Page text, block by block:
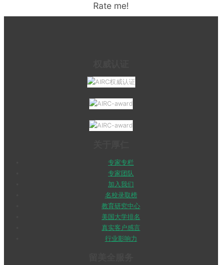
Rate me!
专家专栏
专家团队
加入我们
名校录取榜
教育研究中心
美国大学排名
真实客户感言
行业影响力